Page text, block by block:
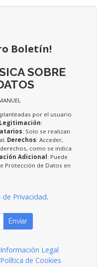
Boletín!
SOBRE
por el usuario
Legitimación:
: Solo se realizan
Derechos: Acceder,
como se indica
Adicional : Puede
Protección de Datos en
de Privacidad.
Enviar
Información Legal
Política de Cookies